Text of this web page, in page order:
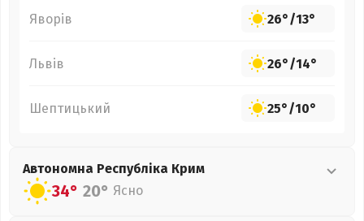
Яворів 26°/13°
Львів 26°/14°
Шептицький 25°/10°
Автономна Республіка Крим
34° 20° Ясно